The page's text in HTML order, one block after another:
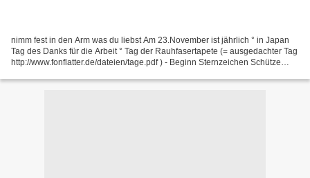
nimm fest in den Arm was du liebst Am 23.November ist jährlich ° in Japan
Tag des Danks für die Arbeit ° Tag der Rauhfasertapete (= ausgedachter Tag
http://www.fonflatter.de/dateien/tage.pdf ) - Beginn Sternzeichen Schütze